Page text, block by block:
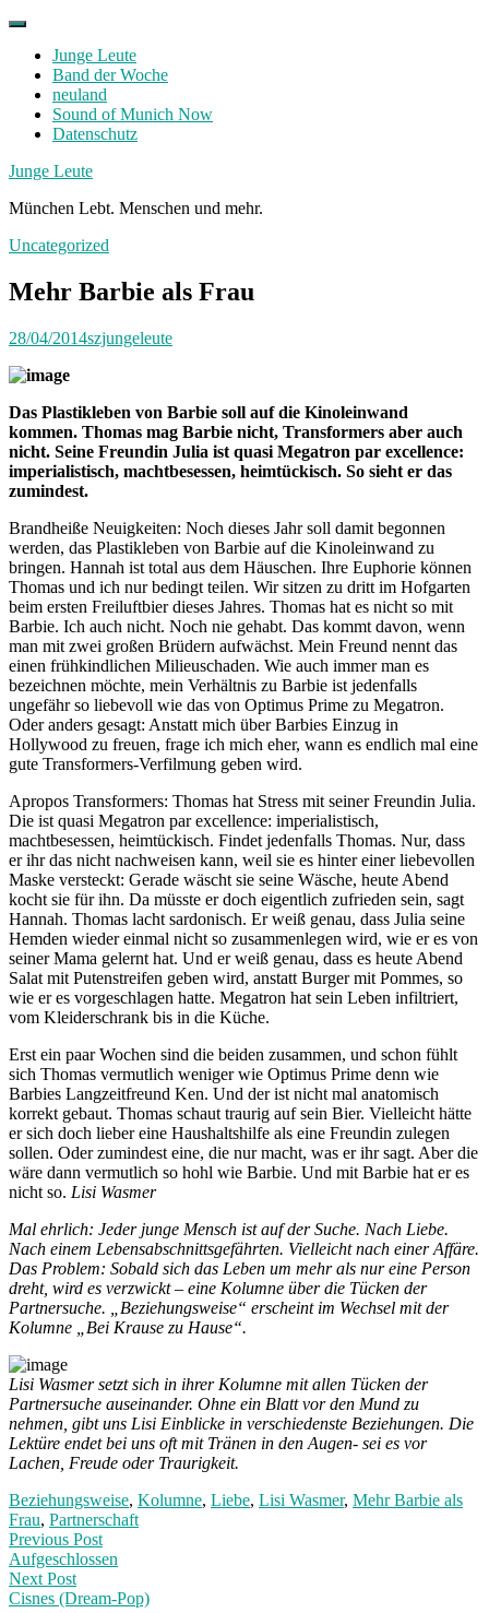
Skip
contentJunge Leute
Band der Woche
neuland
Sound of Munich Now
Datenschutz
Facebook
Twitter
Instagram
Junge Leute
München Lebt. Menschen und mehr.
Uncategorized
Mehr Barbie als Frau
28/04/2014szjungeleute
Das Plastikleben von Barbie soll auf die Kinoleinwand
kommen. Thomas mag Barbie nicht, Transformers aber auch
nicht. Seine Freundin Julia ist quasi Megatron par excellence:
imperialistisch, machtbesessen, heimtückisch. So sieht er das
zumindest.
Brandheiße Neuigkeiten: Noch dieses Jahr soll damit begonnen
werden, das Plastikleben von Barbie auf die Kinoleinwand zu
bringen. Hannah ist total aus dem Häuschen. Ihre Euphorie können
Thomas und ich nur bedingt teilen. Wir sitzen zu dritt im Hofgarten
beim ersten Freiluftbier dieses Jahres. Thomas hat es nicht so mit
Barbie. Ich auch nicht. Noch nie gehabt. Das kommt davon, wenn
man mit zwei großen Brüdern aufwächst. Mein Freund nennt das
einen frühkindlichen Milieuschaden. Wie auch immer man es
bezeichnen möchte, mein Verhältnis zu Barbie ist jedenfalls
ungefähr so liebevoll wie das von Optimus Prime zu Megatron.
Oder anders gesagt: Anstatt mich über Barbies Einzug in
Hollywood zu freuen, frage ich mich eher, wann es endlich mal eine
gute Transformers-Verfilmung geben wird.
Apropos Transformers: Thomas hat Stress mit seiner Freundin Julia.
Die ist quasi Megatron par excellence: imperialistisch,
machtbesessen, heimtückisch. Findet jedenfalls Thomas. Nur, dass
er ihr das nicht nachweisen kann, weil sie es hinter einer liebevollen
Maske versteckt: Gerade wäscht sie seine Wäsche, heute Abend
kocht sie für ihn. Da müsste er doch eigentlich zufrieden sein, sagt
Hannah. Thomas lacht sardonisch. Er weiß genau, dass Julia seine
Hemden wieder einmal nicht so zusammenlegen wird, wie er es von
seiner Mama gelernt hat. Und er weiß genau, dass es heute Abend
Salat mit Putenstreifen geben wird, anstatt Burger mit Pommes, so
wie er es vorgeschlagen hatte. Megatron hat sein Leben infiltriert,
vom Kleiderschrank bis in die Küche.
Erst ein paar Wochen sind die beiden zusammen, und schon fühlt
sich Thomas vermutlich weniger wie Optimus Prime denn wie
Barbies Langzeitfreund Ken. Und der ist nicht mal anatomisch
korrekt gebaut. Thomas schaut traurig auf sein Bier. Vielleicht hätte
er sich doch lieber eine Haushaltshilfe als eine Freundin zulegen
sollen. Oder zumindest eine, die nur macht, was er ihr sagt. Aber die
wäre dann vermutlich so hohl wie Barbie. Und mit Barbie hat er es
nicht so. Lisi Wasmer
Mal ehrlich: Jeder junge Mensch ist auf der Suche. Nach Liebe.
Nach einem Lebensabschnittsgefährten. Vielleicht nach einer Affäre.
Das Problem: Sobald sich das Leben um mehr als nur eine Person
dreht, wird es verzwickt – eine Kolumne über die Tücken der
Partnersuche. „Beziehungsweise“ erscheint im Wechsel mit der
Kolumne „Bei Krause zu Hause“.
Lisi Wasmer setzt sich in ihrer Kolumne mit allen Tücken der
Partnersuche auseinander. Ohne ein Blatt vor den Mund zu
nehmen, gibt uns Lisi Einblicke in verschiedenste Beziehungen. Die
Lektüre endet bei uns oft mit Tränen in den Augen- sei es vor
Lachen, Freude oder Traurigkeit.
Beziehungsweise, Kolumne, Liebe, Lisi Wasmer, Mehr Barbie als
Frau, Partnerschaft
Post
navigation
Previous PostPrevious
post:
Aufgeschlossen
Next Post
Cisnes (Dream-Pop)